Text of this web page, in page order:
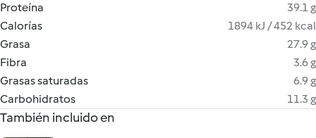
Proteína
39.1 g
Calorías
1894 kJ / 452 kcal
Grasa
27.9 g
Fibra
3.6 g
Grasas saturadas
6.9 g
Carbohidratos
11.3 g
También incluido en